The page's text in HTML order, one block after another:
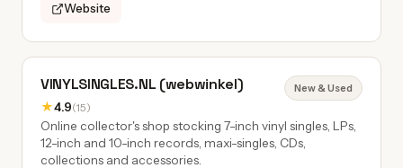
Website
VINYLSINGLES.NL (webwinkel)
★4.9(15)
New & Used
Online collector's shop stocking 7-inch vinyl singles, LPs,
12-inch and 10-inch records, maxi-singles, CDs,
collections and accessories.